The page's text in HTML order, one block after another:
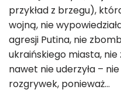
przykład z brzegu),
wojną, nie
agresji Putina, nie
ukraińskiego miasta, nie
nawet nie uderzyła –
rozgrywek, ponieważ…